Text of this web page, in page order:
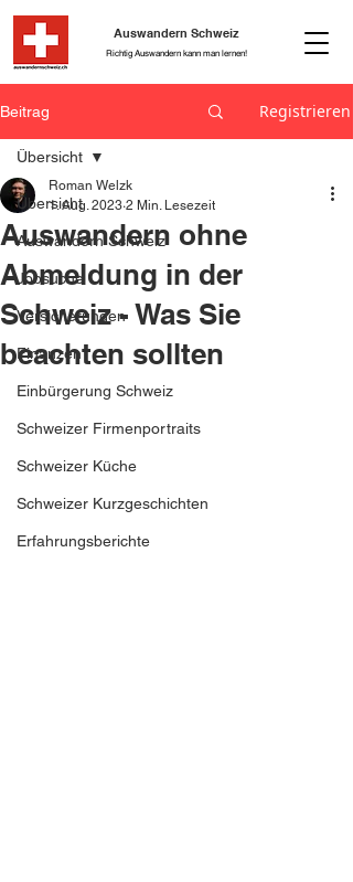
Richtig Auswandern kann man lernen!
Auswandern Schweiz
Beitrag Registrieren
Übersicht
Auswandern Schweiz
Jobsuche
Versicherungen
Finanzen
Einbürgerung Schweiz
Schweizer Firmenportraits
Schweizer Küche
Schweizer Kurzgeschichten
Erfahrungsberichte
Übersicht
Auswandern ohne
Abmeldung in der
Schweiz - Was Sie
beachten sollten
Roman Welzk
1. Aug. 2023 2 Min. Lesezeit